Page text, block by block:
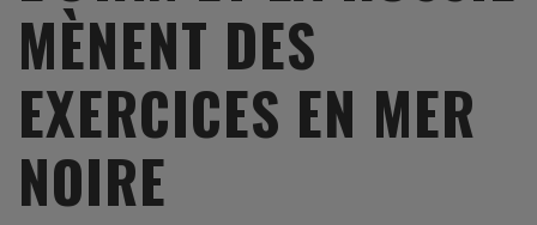
MÈNENT DES
EXERCICES EN MER
NOIRE